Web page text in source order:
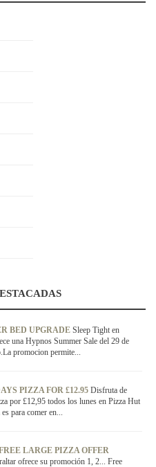
BED UPGRADE Sleep Tight en
una Hypnos Summer Sale del 29 de
promocion permite...
PIZZA FOR £12.95 Disfruta de
por £12,95 todos los lunes en Pizza Hut
para comer en...
LARGE PIZZA OFFER
ofrece su promoción 1, 2... Free